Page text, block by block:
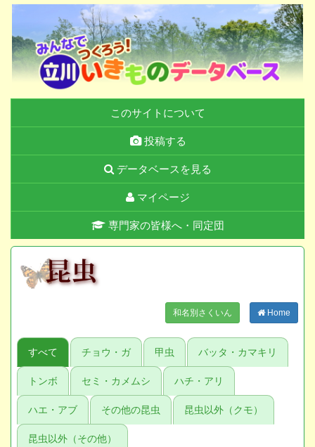
このサイトについて
投稿する
データベースを見る
マイページ
専門家の皆様へ・同定団
和名別さくいん Home
すべて チョウ・ガ 甲虫 バッタ・カマキリ
トンボ セミ・カメムシ ハチ・アリ
ハエ・アブ その他の昆虫 昆虫以外（クモ）
昆虫以外（その他）